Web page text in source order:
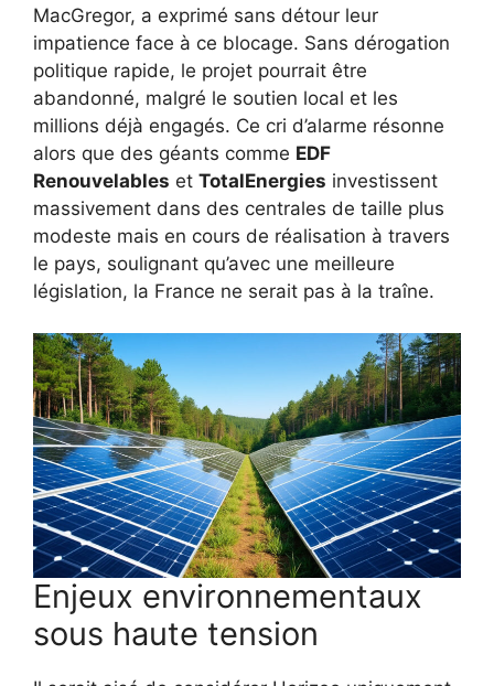
MacGregor, a exprimé sans détour leur
impatience face à ce blocage. Sans dérogation
politique rapide, le projet pourrait être
abandonné, malgré le soutien local et les
millions déjà engagés. Ce cri d’alarme résonne
alors que des géants comme EDF
Renouvelables et TotalEnergies investissent
massivement dans des centrales de taille plus
modeste mais en cours de réalisation à travers
le pays, soulignant qu’avec une meilleure
législation, la France ne serait pas à la traîne.
Enjeux environnementaux
sous haute tension